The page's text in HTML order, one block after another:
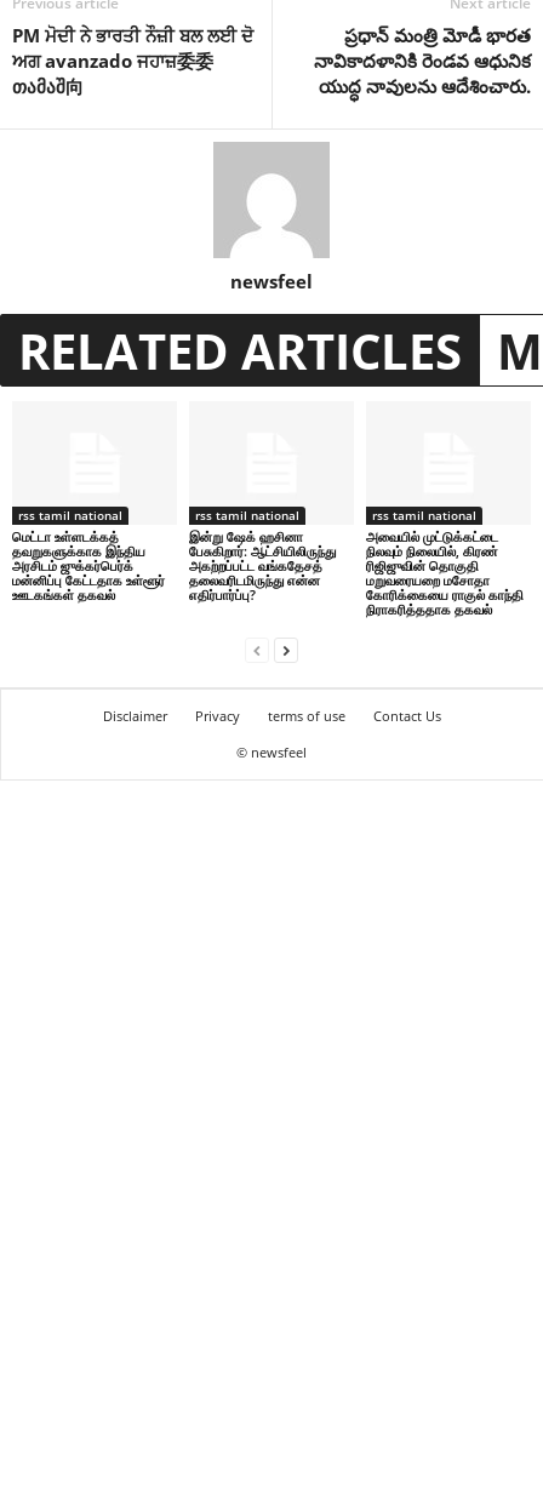
PM ਮੋਦੀ ਨੇ ਭਾਰਤੀ ਨੌਜ਼ੀ ਬਲ ਲਈ ਦੋ
ਅਗ avanzado ਜਹਾਜ਼委委
თამაშ向
ప్రధాన్ మంత్రి మోడీ భారత
నావికాదళానికి రెండవ ఆధునిక
యుద్ధ నావులను ఆదేశించారు.
newsfeel
RELATED ARTICLES
rss tamil national
மெட்டா உள்ளடக்கத்
தவறுகளுக்காக இந்திய
அரசிடம் ஜுக்கர்பெர்க்
மன்னிப்பு கேட்டதாக உள்ளூர்
ஊடகங்கள் தகவல்
rss tamil national
இன்று ஷேக் ஹசினா
பேசுகிறார்: ஆட்சியிலிருந்து
அகற்றப்பட்ட வங்கதேசத்
தலைவரிடமிருந்து என்ன
எதிர்பார்ப்பு?
rss tamil national
அவையில் முட்டுக்கட்டை
நிலவும் நிலையில், கிரண்
ரிஜிஜுவின் தொகுதி
மறுவரையறை மசோதா
கோரிக்கையை ராகுல் காந்தி
நிராகரித்ததாக தகவல்
Disclaimer Privacy terms of use
Contact Us
© newsfeel